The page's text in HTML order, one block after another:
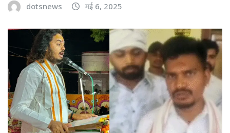
dotsnews मई 6, 2025